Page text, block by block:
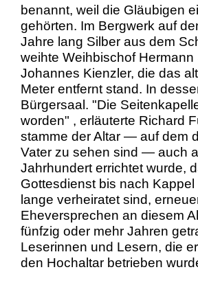
benannt, weil die Gläubigen
gehörten. Im Bergwerk auf
Jahre lang Silber aus dem
weihte Weihbischof
Johannes Kienzler, die das
Meter entfernt stand. In
Bürgersaal. "Die
worden" , erläuterte Richard
stamme der Altar — auf dem
Vater zu sehen sind — auch
Jahrhundert errichtet wurde,
Gottesdienst bis nach
lange verheiratet sind,
Eheversprechen an diesem
fünfzig oder mehr Jahren
Leserinnen und Lesern, die
den Hochaltar betrieben